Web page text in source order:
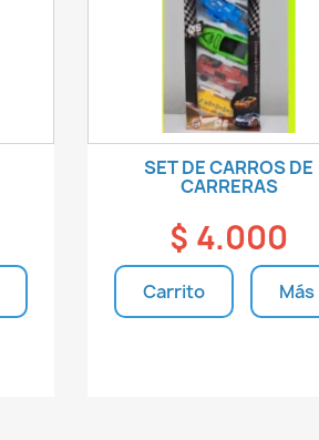
SET DE CARROS DE
CARRERAS
$ 4.000
Carrito Más